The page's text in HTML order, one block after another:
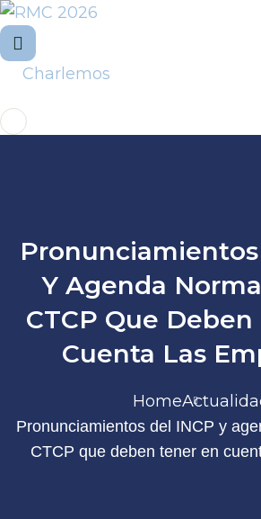
Charlemos
Y Agenda
CTCP Que Deben
Cuenta Las
Home
Pronunciamientos del INCP y
CTCP que deben tener en